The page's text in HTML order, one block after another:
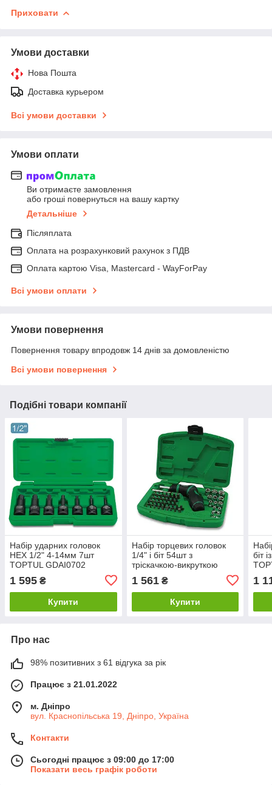
Приховати
Умови доставки
Нова Пошта
Доставка курьером
Всі умови доставки
Умови оплати
Ви отримаєте замовлення
або гроші повернуться на вашу картку
Детальніше
Післяплата
Оплата на розрахунковий рахунок з ПДВ
Оплата картою Visa, Mastercard - WayForPay
Всі умови оплати
Умови повернення
Повернення товару впродовж 14 днів за домовленістю
Всі умови повернення
Подібні товари компанії
Набір ударних головок
HEX 1/2" 4-14мм 7шт
TOPTUL GDAI0702
1 595 ₴
Купити
Набір торцевих головок
1/4" і біт 54шт з
тріскачкою-викруткою
1 561₴
Купити
біт
1
Про нас
98% позитивних з 61 відгука за рік
Працює з 21.01.2022
м. Дніпро
вул. Краснопільська 19, Дніпро, Україна
Контакти
Сьогодні працює з 09:00 до 17:00
Показати весь графік роботи